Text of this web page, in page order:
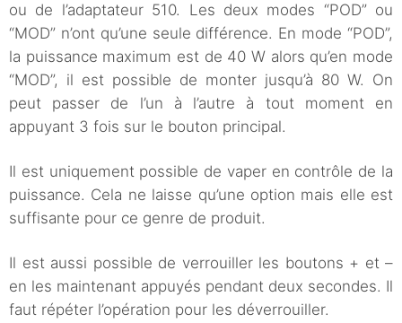
ou de l’adaptateur 510. Les deux modes “POD” ou
“MOD” n’ont qu’une seule différence. En mode “POD”,
la puissance maximum est de 40 W alors qu’en mode
“MOD”, il est possible de monter jusqu’à 80 W. On
peut passer de l’un à l’autre à tout moment en
appuyant 3 fois sur le bouton principal.
Il est uniquement possible de vaper en contrôle de la
puissance. Cela ne laisse qu’une option mais elle est
suffisante pour ce genre de produit.
Il est aussi possible de verrouiller les boutons + et –
en les maintenant appuyés pendant deux secondes. Il
faut répéter l’opération pour les déverrouiller.